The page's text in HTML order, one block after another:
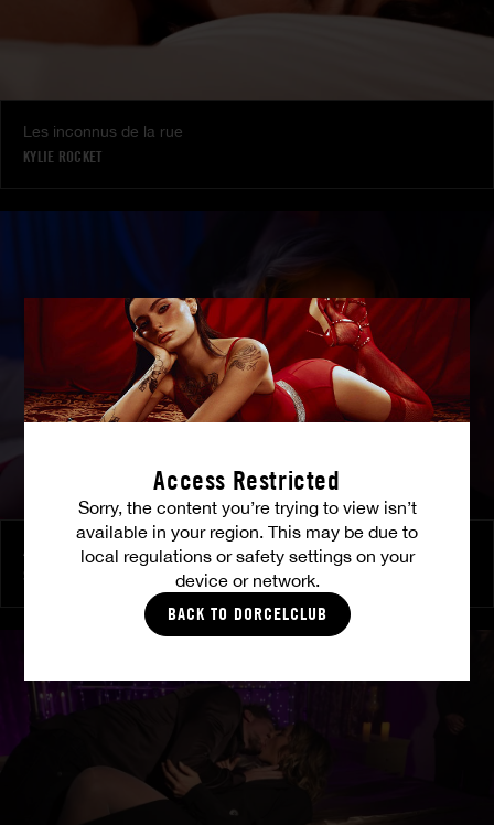
Access Restricted
Sorry, the content you’re trying to view isn’t
available in your region. This may be due to
local regulations or safety settings on your
device or network.
BACK TO DORCELCLUB
Les inconnus de la rue
KYLIE ROCKET
À ses ordres